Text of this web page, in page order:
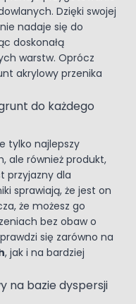
Dzięki swojej
nadaje się do
doskonałą
warstw. Oprócz
akrylowy przenika
do każdego
tylko najlepszy
ale również produkt,
przyjazny dla
sprawiają, że jest on
że możesz go
bez obaw o
się zarówno na
, jak i na bardziej
na bazie dyspersji